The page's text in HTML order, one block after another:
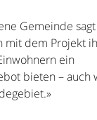
Gemeinde
mit dem Projekt
ein
bieten – auch